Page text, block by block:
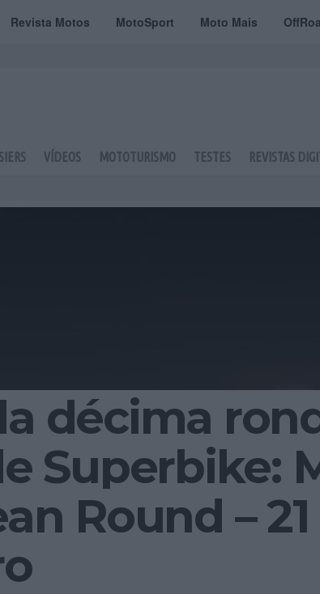
Revista Motos MotoSport Moto Mais
VÍDEOS MOTOTURISMO TESTES REVISTAS
décima
Superbike:
Round – 21